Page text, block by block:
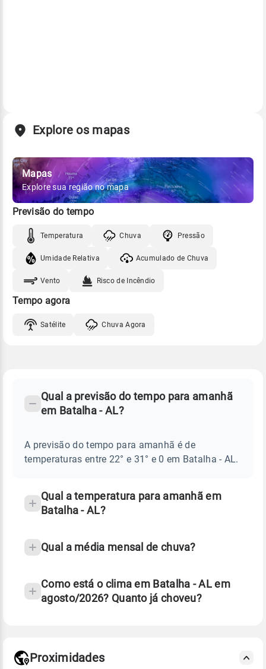
Explore os mapas
Mapas
Explore sua região no mapa
Previsão do tempo
Temperatura Chuva Pressão
Umidade Relativa Acumulado de Chuva
Vento Risco de Incêndio
Tempo agora
Satélite Chuva Agora
BATALHA
Perguntas
sobre
chuva
temperatura
Qual a previsão do tempo para amanhã
em Batalha - AL?
A previsão do tempo para amanhã é de
temperaturas entre 22° e 31° e 0 em Batalha - AL.
Qual a temperatura para amanhã em
Batalha - AL?
Qual a média mensal de chuva?
Como está o clima em Batalha - AL em
agosto/2026? Quanto já choveu?
Proximidades